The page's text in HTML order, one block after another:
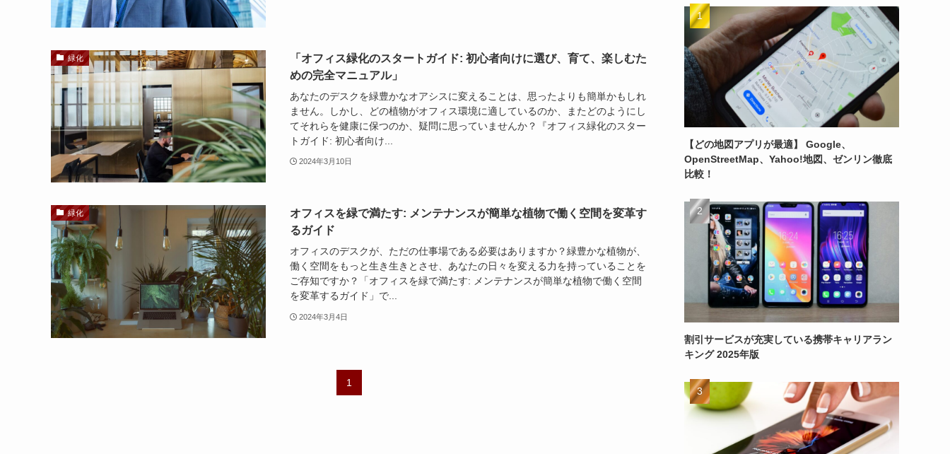
緑化
「オフィス緑化のスタートガイド: 初心者向けに選び、育て、楽しむた
めの完全マニュアル」
あなたのデスクを緑豊かなオアシスに変えることは、思ったよりも簡単かもしれ
ません。しかし、どの植物がオフィス環境に適しているのか、またどのようにし
てそれらを健康に保つのか、疑問に思っていませんか？『オフィス緑化のスター
トガイド: 初心者向け...
2024年3月10日
緑化
オフィスを緑で満たす: メンテナンスが簡単な植物で働く空間を変革す
るガイド
オフィスのデスクが、ただの仕事場である必要はありますか？緑豊かな植物が、
働く空間をもっと生き生きとさせ、あなたの日々を変える力を持っていることを
ご存知ですか？「オフィスを緑で満たす: メンテナンスが簡単な植物で働く空間
を変革するガイド」で...
2024年3月4日
1
【どの地図アプリが最適】 Google、
OpenStreetMap、Yahoo!地図、ゼンリン徹底
比較！
割引サービスが充実している携帯キャリアラン
キング 2025年版